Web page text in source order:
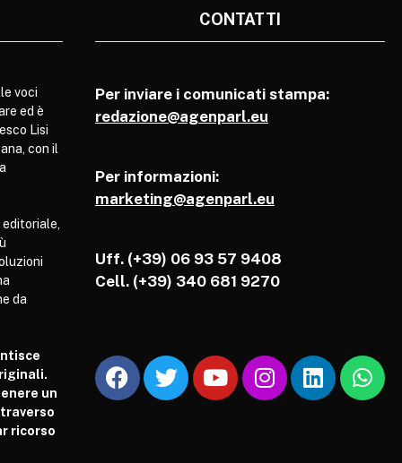
voci
ed è
Lisi
con il
da
un
ricorso
CONTATTI
Per inviare i comunicati stampa:
redazione@agenparl.eu
Per informazioni:
marketing@agenparl.eu
Uff. (+39) 06 93 57 9408
Cell. (+39) 340 681 9270